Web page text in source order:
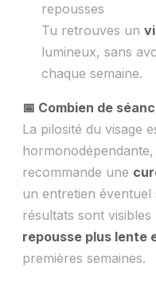
repousses
Tu retrouves un
lumineux, sans
chaque semaine.
📅 Combien de
La pilosité du visage
hormonodépendante,
recommande une
un entretien
résultats sont
repousse plus lente
premières semaines.